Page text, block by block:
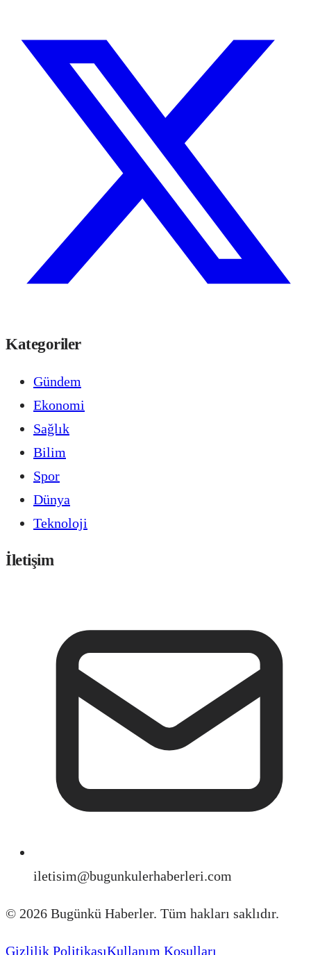
Kategoriler
Gündem
Ekonomi
Sağlık
Bilim
Spor
Dünya
Teknoloji
İletişim
iletisim@bugunkulerhaberleri.com
© 2026 Bugünkü Haberler. Tüm hakları saklıdır.
Gizlilik PolitikasıKullanım Koşulları